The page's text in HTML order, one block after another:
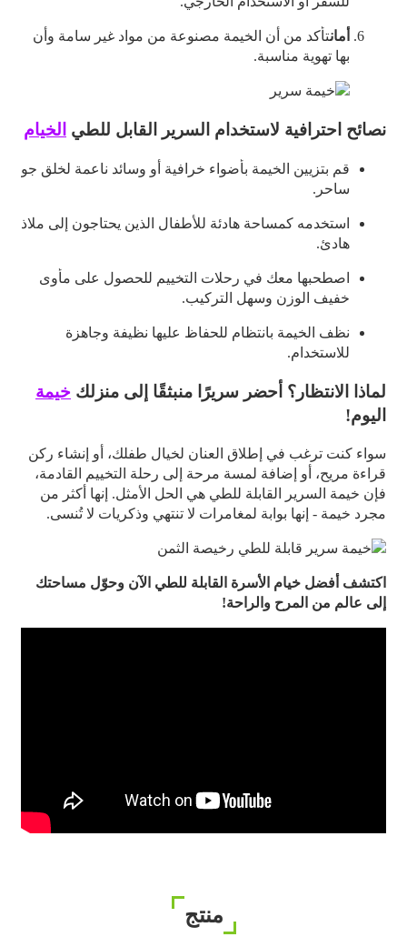
أمانتأكد من أن الخيمة مصنوعة من مواد غير سامة وأن
بها تهوية مناسبة.
نصائح احترافية لاستخدام السرير القابل للطي الخيام
قم بتزيين الخيمة بأضواء خرافية أو وسائد ناعمة لخلق جو
ساحر.
استخدمه كمساحة هادئة للأطفال الذين يحتاجون إلى ملاذ
هادئ.
اصطحبها معك في رحلات التخييم للحصول على مأوى
خفيف الوزن وسهل التركيب.
نظف الخيمة بانتظام للحفاظ عليها نظيفة وجاهزة
للاستخدام.
لماذا الانتظار؟ أحضر سريرًا منبثقًا إلى منزلك خيمة
اليوم!
سواء كنت ترغب في إطلاق العنان لخيال طفلك، أو إنشاء ركن
قراءة مريح، أو إضافة لمسة مرحة إلى رحلة التخييم القادمة،
فإن خيمة السرير القابلة للطي هي الحل الأمثل. إنها أكثر من
مجرد خيمة - إنها بوابة لمغامرات لا تنتهي وذكريات لا تُنسى.
اكتشف أفضل خيام الأسرة القابلة للطي الآن وحوّل مساحتك
إلى عالم من المرح والراحة!
منتج